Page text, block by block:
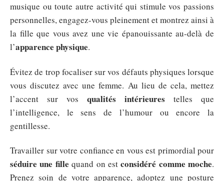
musique ou toute autre activité qui stimule vos passions
personnelles, engagez-vous pleinement et montrez ainsi à
la fille que vous avez une vie épanouissante au-delà de
l’apparence physique.
Évitez de trop focaliser sur vos défauts physiques lorsque
vous discutez avec une femme. Au lieu de cela, mettez
l’accent sur vos qualités intérieures telles que
l’intelligence, le sens de l’humour ou encore la
gentillesse.
Travailler sur votre confiance en vous est primordial pour
séduire une fille quand on estconsidéré comme moche.
Prenez soin de votre apparence, adoptez une posture